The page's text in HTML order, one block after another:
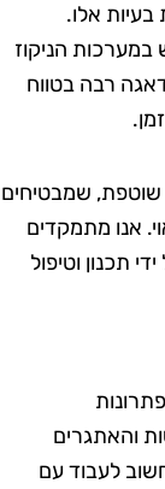
אלו.
הניקוז
רבה בטווח
שמבטיחים
מתמקדים
וטיפול
לעבוד עם